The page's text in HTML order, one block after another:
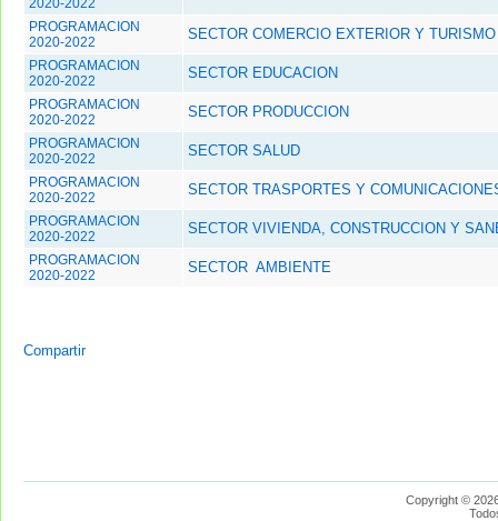
2020-2022
PROGRAMACION
2020-2022
SECTOR COMERCIO EXTERIOR Y TURISMO
PROGRAMACION
2020-2022
SECTOR EDUCACION
PROGRAMACION
2020-2022
SECTOR PRODUCCION
PROGRAMACION
2020-2022
SECTOR SALUD
PROGRAMACION
2020-2022
SECTOR TRASPORTES Y
PROGRAMACION
2020-2022
SECTOR VIVIENDA, CONSTRUCCION Y
PROGRAMACION
2020-2022
SECTOR AMBIENTE
Compartir
Copyright ©